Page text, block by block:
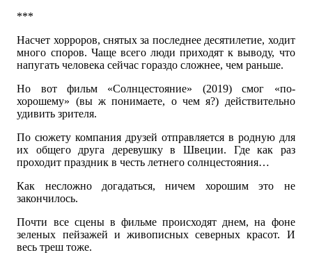
***
Насчет хорроров, снятых за последнее десятилетие, ходит
много споров. Чаще всего люди приходят к выводу, что
напугать человека сейчас гораздо сложнее, чем раньше.
Но вот фильм «Солнцестояние» (2019) смог «по-
хорошему» (вы ж понимаете, о чем я?) действительно
удивить зрителя.
По сюжету компания друзей отправляется в родную для
их общего друга деревушку в Швеции. Где как раз
проходит праздник в честь летнего солнцестояния…
Как несложно догадаться, ничем хорошим это не
закончилось.
Почти все сцены в фильме происходят днем, на фоне
зеленых пейзажей и живописных северных красот. И
весь треш тоже.